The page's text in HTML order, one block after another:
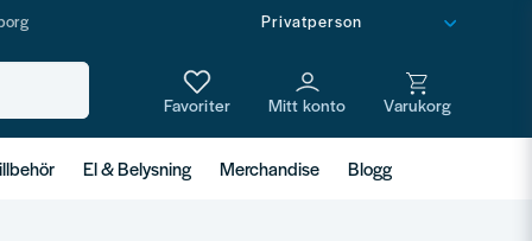
El & Belysning Merchandise Blogg